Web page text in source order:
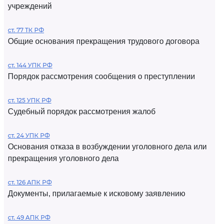
учреждений
ст. 77 ТК РФ
Общие основания прекращения трудового договора
ст. 144 УПК РФ
Порядок рассмотрения сообщения о преступлении
ст. 125 УПК РФ
Судебный порядок рассмотрения жалоб
ст. 24 УПК РФ
Основания отказа в возбуждении уголовного дела или
прекращения уголовного дела
ст. 126 АПК РФ
Документы, прилагаемые к исковому заявлению
ст. 49 АПК РФ